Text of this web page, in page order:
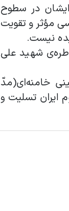
در سطوح
مؤثر و تقویت
نیست.
شهید علی
خامنه‌ای(مدّ
ایران تسلیت و